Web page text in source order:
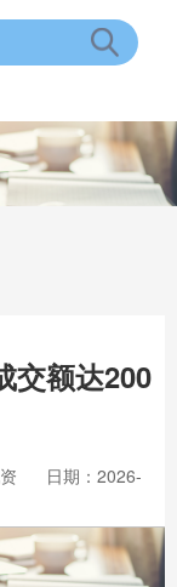
交额达200
日期：2026-